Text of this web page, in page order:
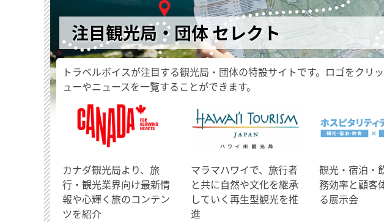
注目観光局・団体 セレクト
トラベルボイスが注目する観光局・団体の特設サイトです。ロゴをクリ
ューやニュースを一覧することができます。
​カナダ観光局より、旅
行・観光業界向け最新情
報や心輝く旅のコンテン
ツを紹介
マラマハワイで、旅行者
と共に自然や文化を継承
していく再生型観光を推
進
観光・宿泊・
務効率と顧客
る展示会